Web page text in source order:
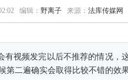
编辑：野离子 来源：法库传媒网
视频发完以后不推荐的情况，
遍确实会取得比较不错的效